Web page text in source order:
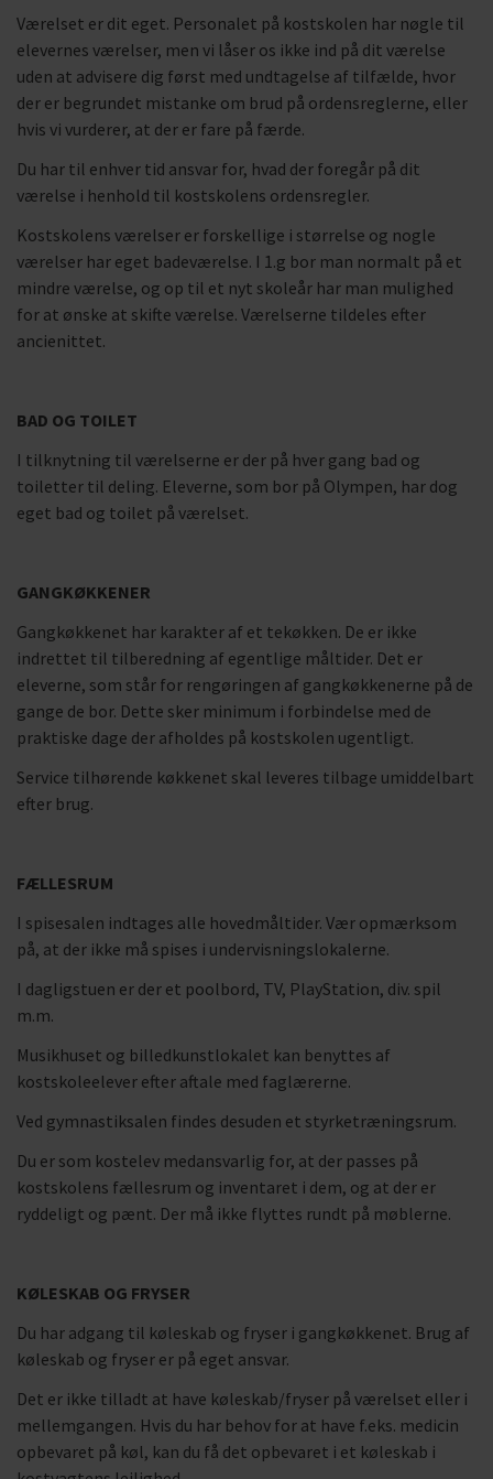
Værelset er dit eget. Personalet på kostskolen har nøgle til
elevernes værelser, men vi låser os ikke ind på dit værelse
uden at advisere dig først med undtagelse af tilfælde, hvor
der er begrundet mistanke om brud på ordensreglerne, eller
hvis vi vurderer, at der er fare på færde.
Du har til enhver tid ansvar for, hvad der foregår på dit
værelse i henhold til kostskolens ordensregler.
Kostskolens værelser er forskellige i størrelse og nogle
værelser har eget badeværelse. I 1.g bor man normalt på et
mindre værelse, og op til et nyt skoleår har man mulighed
for at ønske at skifte værelse. Værelserne tildeles efter
ancienittet.
BAD OG TOILET
I tilknytning til værelserne er der på hver gang bad og
toiletter til deling. Eleverne, som bor på Olympen, har dog
eget bad og toilet på værelset.
GANGKØKKENER
Gangkøkkenet har karakter af et tekøkken. De er ikke
indrettet til tilberedning af egentlige måltider. Det er
eleverne, som står for rengøringen af gangkøkkenerne på de
gange de bor. Dette sker minimum i forbindelse med de
praktiske dage der afholdes på kostskolen ugentligt.
Service tilhørende køkkenet skal leveres tilbage umiddelbart
efter brug.
FÆLLESRUM
I spisesalen indtages alle hovedmåltider. Vær opmærksom
på, at der ikke må spises i undervisningslokalerne.
I dagligstuen er der et poolbord, TV, PlayStation, div. spil
m.m.
Musikhuset og billedkunstlokalet kan benyttes af
kostskoleelever efter aftale med faglærerne.
Ved gymnastiksalen findes desuden et styrketræningsrum.
Du er som kostelev medansvarlig for, at der passes på
kostskolens fællesrum og inventaret i dem, og at der er
ryddeligt og pænt. Der må ikke flyttes rundt på møblerne.
KØLESKAB OG FRYSER
Du har adgang til køleskab og fryser i gangkøkkenet. Brug af
køleskab og fryser er på eget ansvar.
Det er ikke tilladt at have køleskab/fryser på værelset eller i
mellemgangen. Hvis du har behov for at have f.eks. medicin
opbevaret på køl, kan du få det opbevaret i et køleskab i